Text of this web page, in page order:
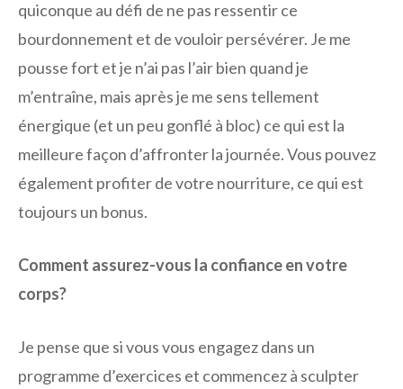
quiconque au défi de ne pas ressentir ce
bourdonnement et de vouloir persévérer. Je me
pousse fort et je n’ai pas l’air bien quand je
m’entraîne, mais après je me sens tellement
énergique (et un peu gonflé à bloc) ce qui est la
meilleure façon d’affronter la journée. Vous pouvez
également profiter de votre nourriture, ce qui est
toujours un bonus.
Comment assurez-vous la confiance en votre
corps?
Je pense que si vous vous engagez dans un
programme d’exercices et commencez à sculpter